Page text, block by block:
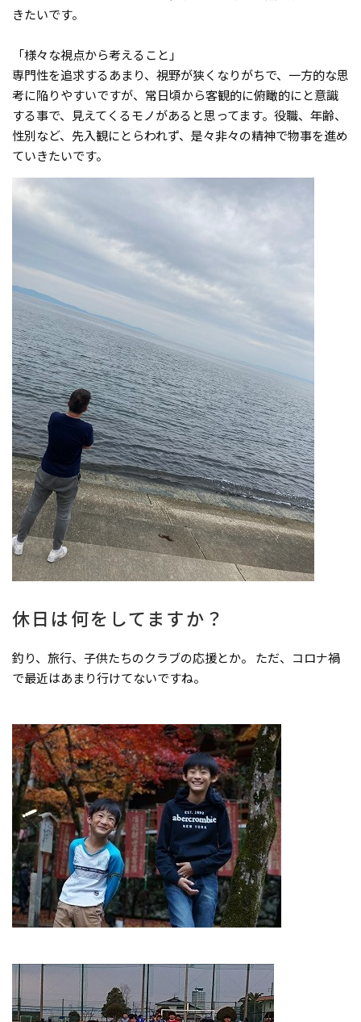
きたいです。
「様々な視点から考えること」
専門性を追求するあまり、視野が狭くなりがちで、一方的な思
考に陥りやすいですが、常日頃から客観的に俯瞰的にと意識
する事で、見えてくるモノがあると思ってます。役職、年齢、
性別など、先入観にとらわれず、是々非々の精神で物事を進め
ていきたいです。
休日は何をしてますか？
釣り、旅行、子供たちのクラブの応援とか。 ただ、コロナ禍
で最近はあまり行けてないですね。